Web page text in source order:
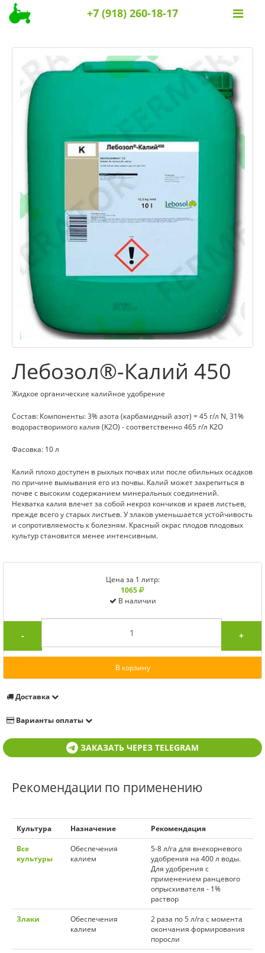
+7 (918) 260-18-17
Лебозол®-Калий 450
Жидкое органические калийное удобрение
Состав: Компоненты: 3% азота (карбамидный азот) = 45 г/л N, 31%
водорастворимого калия (K2O) - соответственно 465 г/л K2O
Фасовка: 10 л
Калий плохо доступен в рыхлых почвах или после обильных осадков
по причине вымывания его из почвы. Калий может закрепиться в
почве с высоким содержанием минеральных соединений.
Нехватка калия влечет за собой некроз кончиков и краев листьев,
прежде всего у старых листьев. У злаков уменьшается устойчивость
и сопротивляемость к болезням. Красный окрас плодов плодовых
культур становится менее интенсивным.
Цена за 1 литр:
1065
В наличии
- +
В корзину
Доставка
Варианты оплаты
ЗАКАЗАТЬ ЧЕРЕЗ TELEGRAM
Рекомендации по применению
Культура Назначение
Рекомендация
Все
культуры
Обеспечения
калием
5-8 л/га для внекорневого
удобрения на 400 л воды.
Для удобрения с
применением ранцевого
опрыскивателя - 1%
раствор
Злаки
Обеспечения
калием
2 раза по 5 л/га с момента
окончания формирования
поросли